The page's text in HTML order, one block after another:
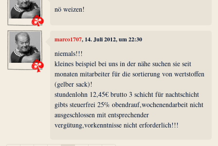
nö weizen!
marco1707, 14. Juli 2012, um 22:30
niemals!!!
kleines beispiel bei uns in der nähe suchen sie seit
monaten mitarbeiter für die sortierung von wertstoffen
(gelber sack)!
stundenlohn 12,45€ brutto 3 schicht für nachtschicht
gibts steuerfrei 25% obendrauf,wochenendarbeit nicht
ausgeschlossen mit entsprechender
vergütung,vorkenntnisse nicht erforderlich!!!